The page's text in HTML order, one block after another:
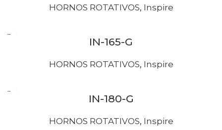
HORNOS ROTATIVOS, Inspire
IN-165-G
HORNOS ROTATIVOS, Inspire
IN-180-G
HORNOS ROTATIVOS, Inspire